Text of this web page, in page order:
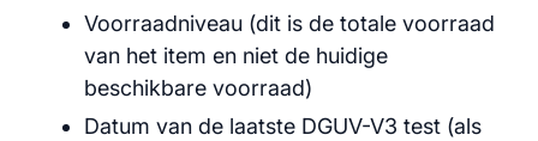
Voorraadniveau (dit is de totale voorraad
van het item en niet de huidige
beschikbare voorraad)
Datum van de laatste DGUV-V3 test (als